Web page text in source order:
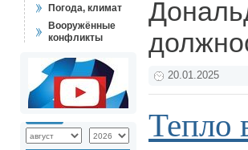
Погода, климат
Вооружённые
конфликты
20.01.2025
Тепло